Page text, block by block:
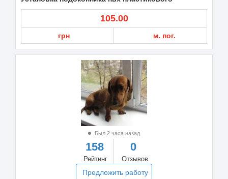
105.00
грн м. пог.
Был 2 часа назад
158
Рейтинг
0
Отзывов
Предложить работу